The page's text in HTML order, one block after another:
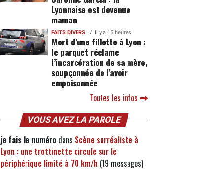
Lyonnaise est devenue
maman
FAITS DIVERS Il y a 15 heures
Mort d’une fillette à Lyon :
le parquet réclame
l’incarcération de sa mère,
soupçonnée de l'avoir
empoisonnée
Toutes les infos
VOUS AVEZ LA PAROLE
je fais le numéro dans Scène surréaliste à
Lyon : une trottinette circule sur le
périphérique limité à 70 km/h (19 messages)